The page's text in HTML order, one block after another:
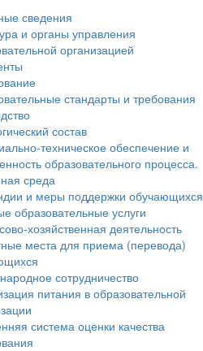
сведения
и органы управления
организацией
стандарты и требования
состав
техническое обеспечение и
образовательного процесса.
среда
и меры поддержки обучающихся
образовательные услуги
хозяйственная деятельность
места для приема (перевода)
сотрудничество
питания в образовательной
система оценки качества